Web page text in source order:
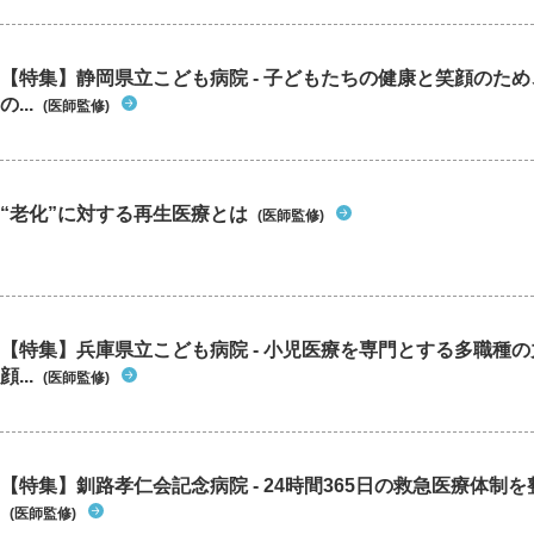
【特集】静岡県立こども病院 - 子どもたちの健康と笑顔のた
の... (医師監修)
“老化”に対する再生医療とは (医師監修)
【特集】兵庫県立こども病院 - 小児医療を専門とする多職種
顔... (医師監修)
【特集】釧路孝仁会記念病院 - 24時間365日の救急医療体制
(医師監修)